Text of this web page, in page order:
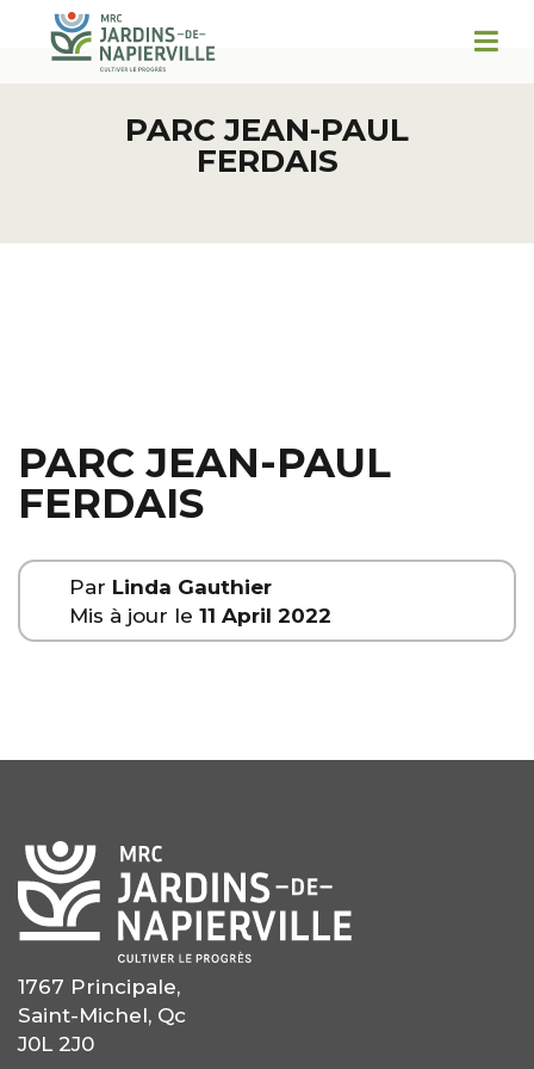
PARC JEAN-PAUL
FERDAIS
PARC JEAN-PAUL
FERDAIS
Par Linda Gauthier
Mis à jour le 11 April 2022
1767 Principale,
Saint-Michel, Qc
J0L 2J0